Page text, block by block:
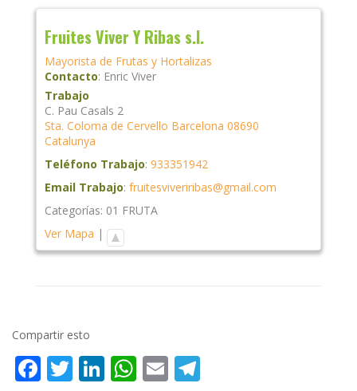
Fruites Viver Y Ribas s.l.
Mayorista de Frutas y Hortalizas
Contacto: Enric Viver
Trabajo
C. Pau Casals 2
Sta. Coloma de Cervello Barcelona 08690
Catalunya
Teléfono Trabajo: 933351942
Email Trabajo: fruitesviveriribas@gmail.com
Categorías: 01 FRUTA
Ver Mapa |
Compartir esto
Facebook
Twitter
LinkedIn
WhatsApp
Email